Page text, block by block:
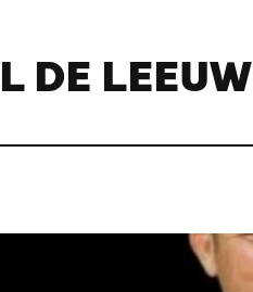
DE LEEUW